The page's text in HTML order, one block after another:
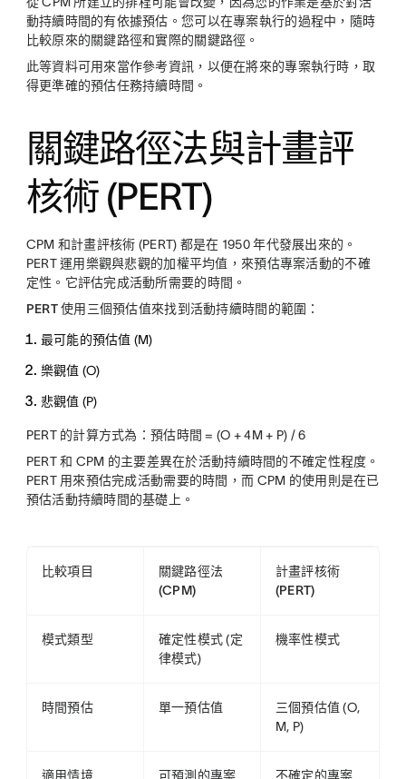
動持續時間的有依據預估。您可以在專案執行的過程中，隨時
比較原來的關鍵路徑和實際的關鍵路徑。
此等資料可用來當作參考資訊，以便在將來的專案執行時，取
得更準確的預估任務持續時間。
關鍵路徑法與計畫評
核術 (PERT)
CPM 和計畫評核術 (PERT) 都是在 1950 年代發展出來的。
PERT 運用樂觀與悲觀的加權平均值，來預估專案活動的不確
定性。它評估完成活動所需要的時間。
PERT 使用三個預估值來找到活動持續時間的範圍：
最可能的預估值 (M)
樂觀值 (O)
悲觀值 (P)
PERT 的計算方式為：預估時間 = (O + 4M + P) / 6
PERT 和 CPM 的主要差異在於活動持續時間的不確定性程度。
PERT 用來預估完成活動需要的時間，而 CPM 的使用則是在已
預估活動持續時間的基礎上。
比較項目
關鍵路徑法
(CPM)
計畫評核術
(PERT)
模式類型
確定性模式 (定
律模式)
機率性模式
時間預估 單一預估值
三個預估值 (O,
M, P)
適用情境
可預測的專案
不確定的專案